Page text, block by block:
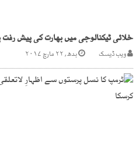
خلائی ٹیکنالوجی میں بھارت کی پیش
ویب ڈیسک بدھ, ۲۲ مارچ ۲۰۱۷